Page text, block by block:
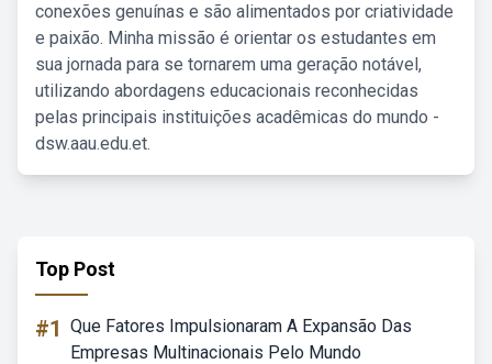
conexões genuínas e são alimentados por criatividade
e paixão. Minha missão é orientar os estudantes em
sua jornada para se tornarem uma geração notável,
utilizando abordagens educacionais reconhecidas
pelas principais instituições acadêmicas do mundo -
dsw.aau.edu.et.
Top Post
#1 Que Fatores Impulsionaram A Expansão Das
Empresas Multinacionais Pelo Mundo